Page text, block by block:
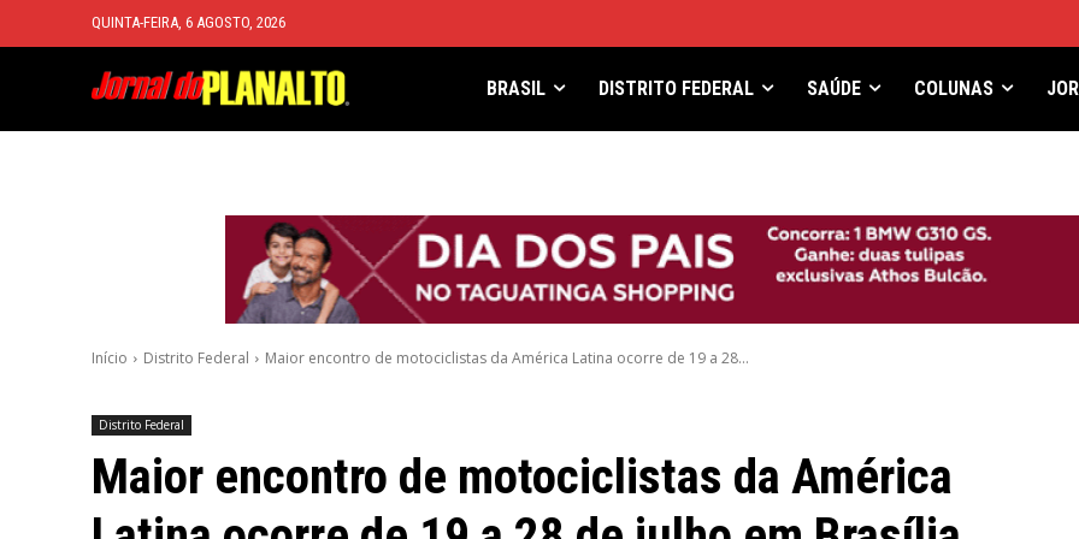
QUINTA-FEIRA, 6 AGOSTO, 2026
BRASIL DISTRITO FEDERAL SAÚDE COLUNAS
Início Distrito Federal Maior encontro de motociclistas da América Latina ocorre de 19 a 28...
Distrito Federal
Maior encontro de motociclistas da América